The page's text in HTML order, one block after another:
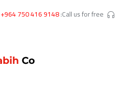
Call us for free:
+964 750 416 9148